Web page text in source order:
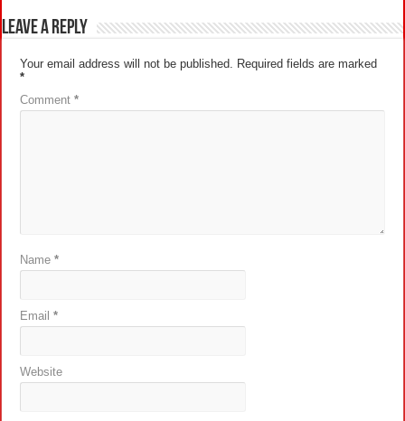
Leave a Reply
Your email address will not be published.
Required fields are marked
*
Comment*
Name*
Email*
Website